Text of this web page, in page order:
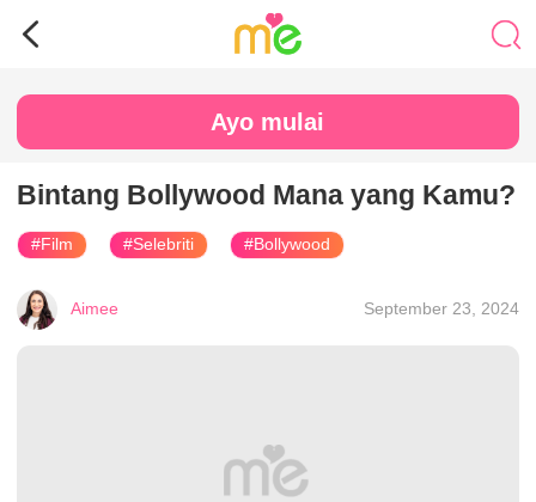
Ayo mulai
Bintang Bollywood Mana yang Kamu?
#Film #Selebriti #Bollywood
Aimee September 23, 2024